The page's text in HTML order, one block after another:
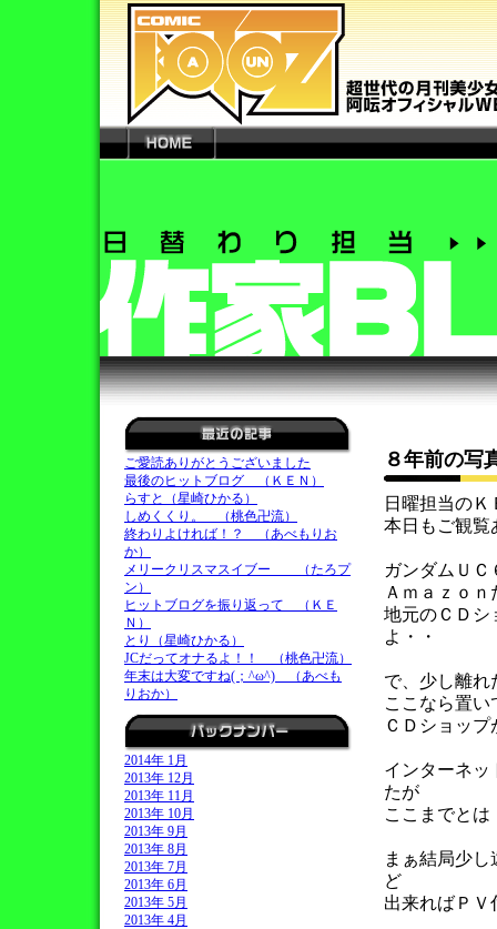
ご愛読ありがとうございました
最後のヒットブログ （ＫＥＮ）
らすと（星崎ひかる）
しめくくり。 （桃色卍流）
終わりよければ！？ （あべもりお
か）
メリークリスマスイブー （たろプ
ン）
ヒットブログを振り返って （ＫＥ
Ｎ）
とり（星崎ひかる）
JCだってオナるよ！！ （桃色卍流）
年末は大変ですね(；^ω^) （あべも
りおか）
2014年 1月
2013年 12月
2013年 11月
2013年 10月
2013年 9月
2013年 8月
2013年 7月
2013年 6月
2013年 5月
2013年 4月
８年前の
日曜担当のＫ
本日もご観覧
ガンダムＵ
Ａｍａｚｏ
地元のＣＤシ
よ・・
で、少し離れ
ここなら置
ＣＤショッ
インターネッ
たが
ここまでと
まぁ結局少
ど
出来ればＰＶ